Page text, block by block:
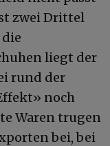
zwei Drittel
liegt der
rund der
noch
Waren trugen
bei, bei